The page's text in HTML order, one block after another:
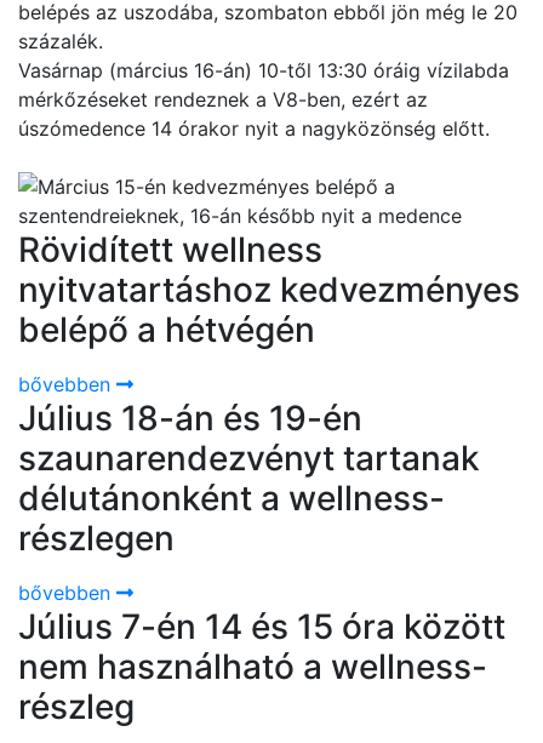
belépés az uszodába, szombaton ebből jön még le 20
százalék.
Vasárnap (március 16-án) 10-től 13:30 óráig vízilabda
mérkőzéseket rendeznek a V8-ben, ezért az
úszómedence 14 órakor nyit a nagyközönség előtt.
Rövidített wellness
nyitvatartáshoz kedvezményes
belépő a hétvégén
bővebben
Július 18-án és 19-én
szaunarendezvényt tartanak
délutánonként a wellness-
részlegen
bővebben
Július 7-én 14 és 15 óra között
nem használható a wellness-
részleg